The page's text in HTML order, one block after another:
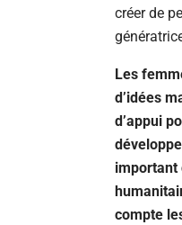
créer de
Les
d’idées
d’appui
important
compte